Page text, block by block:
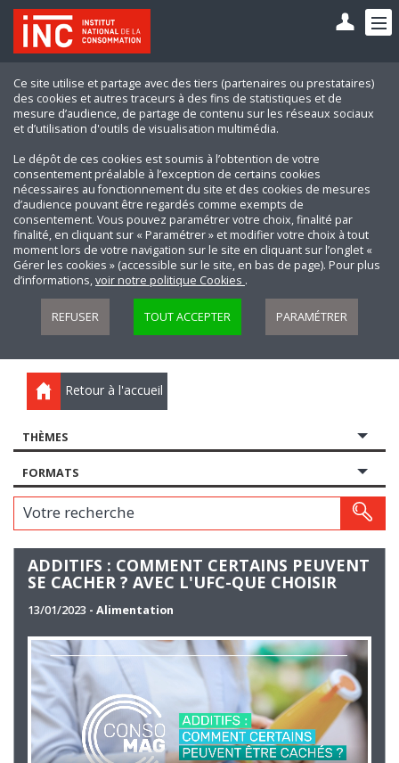
Ce site utilise et partage avec des tiers (partenaires ou prestataires)
des cookies et autres traceurs à des fins de statistiques et de
mesure d’audience, de partage de contenu sur les réseaux sociaux
et d’utilisation d'outils de visualisation multimédia.
Le dépôt de ces cookies est soumis à l’obtention de votre
consentement préalable à l’exception de certains cookies
nécessaires au fonctionnement du site et des cookies de mesures
d’audience pouvant être regardés comme exempts de
consentement. Vous pouvez paramétrer votre choix, finalité par
finalité, en cliquant sur « Paramétrer » et modifier votre choix à tout
moment lors de votre navigation sur le site en cliquant sur l’onglet «
Gérer les cookies » (accessible sur le site, en bas de page). Pour plus
d’informations,voir notre politique Cookies .
REFUSER TOUT ACCEPTER PARAMÉTRER
Retour à l'accueil
THÈMES
FORMATS
Votre recherche
ADDITIFS : COMMENT CERTAINS PEUVENT
SE CACHER ? AVEC L'UFC-QUE CHOISIR
13/01/2023 - Alimentation